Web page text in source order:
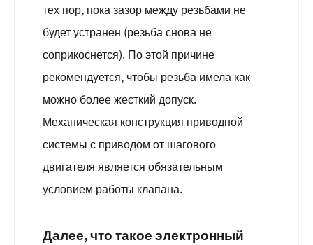
тех пор, пока зазор между резьбами не
будет устранен (резьба снова не
соприкоснется). По этой причине
рекомендуется, чтобы резьба имела как
можно более жесткий допуск.
Механическая конструкция приводной
системы с приводом от шагового
двигателя является обязательным
условием работы клапана.
Далее, что такое электронный